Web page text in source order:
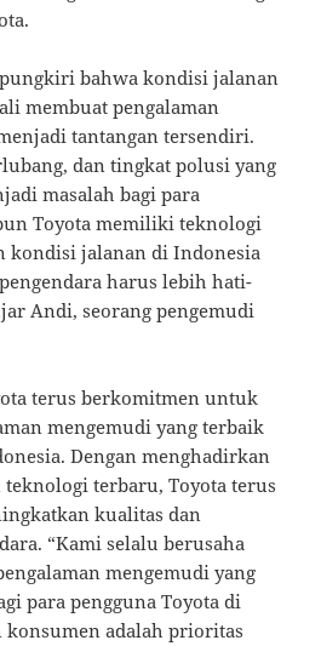
bahwa kondisi jalanan
membuat pengalaman
tantangan tersendiri.
dan tingkat polusi yang
masalah bagi para
Toyota memiliki teknologi
kondisi jalanan di Indonesia
harus lebih hati-
Andi, seorang pengemudi
terus berkomitmen untuk
mengemudi yang terbaik
Dengan menghadirkan
terbaru, Toyota terus
kualitas dan
“Kami selalu berusaha
mengemudi yang
para pengguna Toyota di
konsumen adalah prioritas